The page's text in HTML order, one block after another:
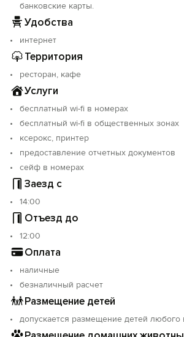
банковские карты.
Удобства
интернет
Территория
ресторан, кафе
Услуги
бесплатный wi-fi в номерах
бесплатный wi-fi в общественных зонах
ксерокс, принтер
предоставление отчетных документов
сейф в номерах
Заезд с
14:00
Отъезд до
12:00
Оплата
наличные
безналичный расчет
Размещение детей
допускается размещение детей любого